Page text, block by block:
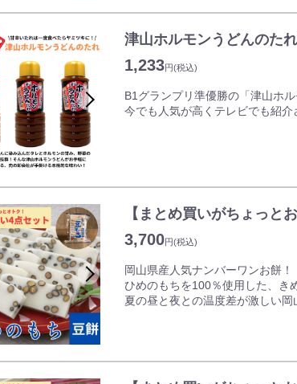
ド餅」です。
やお雑煮にピッタリです。
家族みんなで、ご近所の方へのお
賞味期限は約4か月ございますの
※年内・年始のお届けができない
津山ホルモンうどんのた
1,233円(税込)
B1グランプリ準優勝の「津山ホル
今でも人気が高くテレビでも紹介
は、50軒以上のお店で提供され
甘辛いタレは焼肉のタレにもご
モチモチのうどんに染み込んだタ
そんな津山ホルモンうどんがお手
ホルモンうどんの他、ホルモン焼
てもご使用ください。
【まとめ買いがちょっと
3,700円(税込)
岡山県産人気ナンバーワンお餅！
ひめのもちを100％使用した、き
夏の昼と夜との温度差が激しい岡
す。